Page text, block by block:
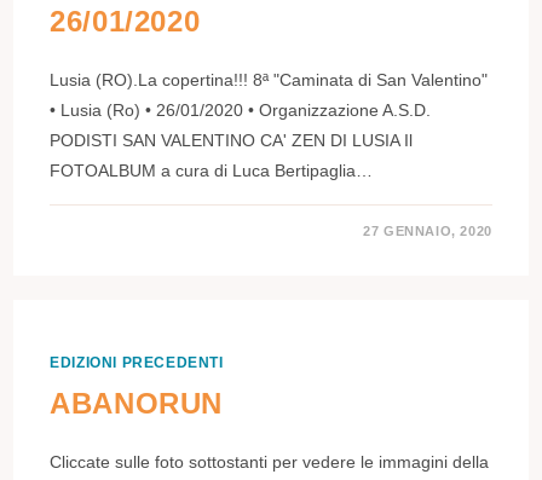
26/01/2020
Lusia (RO).La copertina!!! 8ª "Caminata di San Valentino"
• Lusia (Ro) • 26/01/2020 • Organizzazione A.S.D.
PODISTI SAN VALENTINO CA' ZEN DI LUSIA Il
FOTOALBUM a cura di Luca Bertipaglia…
27 GENNAIO, 2020
EDIZIONI PRECEDENTI
ABANORUN
Cliccate sulle foto sottostanti per vedere le immagini della